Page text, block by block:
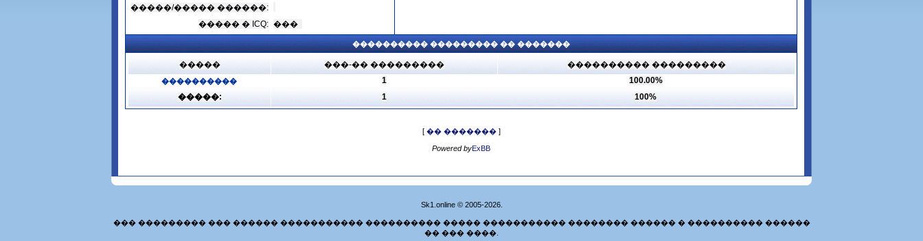
�����/����� ������:
����� � ICQ: ���
���������� ��������� �� �������
����� ���-�� ��������� ���������� ���������
���������� 1
100.00%
�����:
1 100%
[ �� �������]
Powered byExBB
Sk1.online © 2005-2026.
��� ��������� ��� ������ ����������� ���������� ����� ����������� �������� ������ � ���������� ������
�� ��� ����.